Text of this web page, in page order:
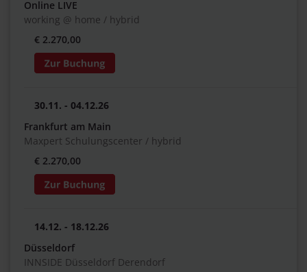
Online LIVE
working @ home / hybrid
€ 2.270,00
30.11. - 04.12.26
Frankfurt am Main
Maxpert Schulungscenter / hybrid
€ 2.270,00
14.12. - 18.12.26
Düsseldorf
INNSIDE Düsseldorf Derendorf